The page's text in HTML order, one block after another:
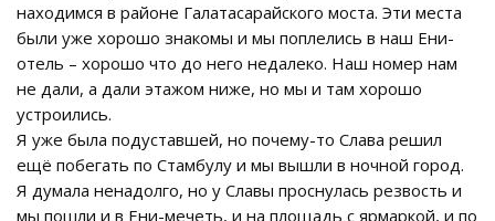
находимся в районе Галатасарайского моста. Эти места
были уже хорошо знакомы и мы поплелись в наш Ени-
отель – хорошо что до него недалеко. Наш номер нам
не дали, а дали этажом ниже, но мы и там хорошо
устроились.
Я уже была подуставшей, но почему-то Слава решил
ещё побегать по Стамбулу и мы вышли в ночной город.
Я думала ненадолго, но у Славы проснулась резвость и
мы пошли и в Ени-мечеть, и на площадь с ярмаркой, и по